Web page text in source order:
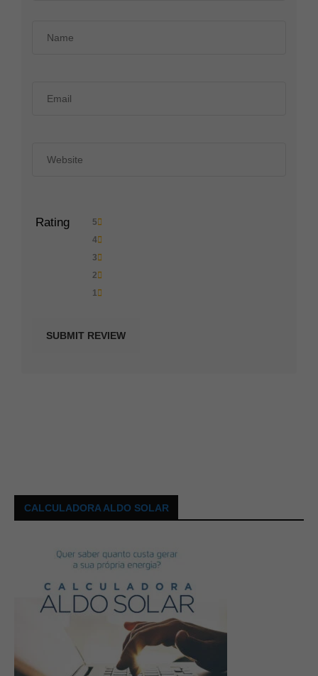
Rating
5
4
3
2
1
CALCULADORA ALDO SOLAR